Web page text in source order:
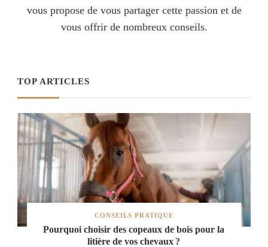
vous propose de vous partager cette passion et de
vous offrir de nombreux conseils.
TOP ARTICLES
CONSEILS PRATIQUE
Pourquoi choisir des copeaux de bois pour la
litière de vos chevaux ?